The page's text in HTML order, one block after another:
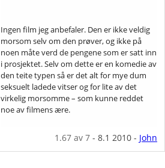
Ingen film jeg anbefaler. Den er ikke veldig
morsom selv om den prøver, og ikke på
noen måte verd de pengene som er satt inn
i prosjektet. Selv om dette er en komedie av
den teite typen så er det alt for mye dum
seksuelt ladede vitser og for lite av det
virkelig morsomme – som kunne reddet
noe av filmens ære.
1.67av 7- 8.1 2010- John